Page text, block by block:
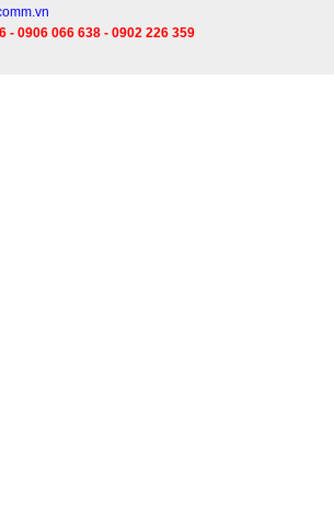
- 0906 066 638 - 0902 226 359